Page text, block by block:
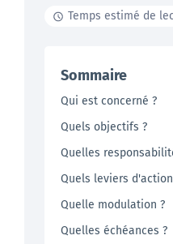
Temps estimé de
Sommaire
Qui est concerné ?
Quels objectifs ?
Quelles
Quels leviers
Quelle modulation ?
Quelles échéances ?